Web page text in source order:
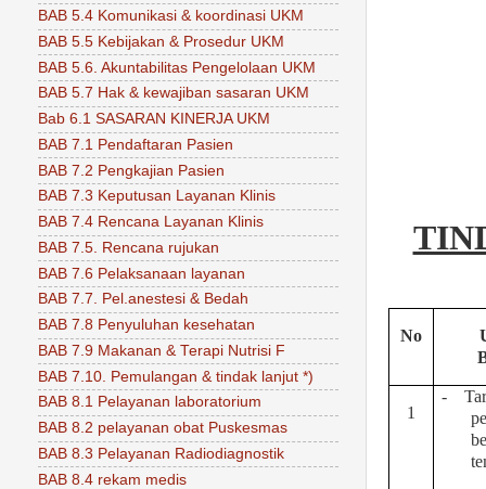
No
1
-
BAB 5.4 Komunikasi & koordinasi UKM
BAB 5.5 Kebijakan & Prosedur UKM
BAB 5.6. Akuntabilitas Pengelolaan UKM
BAB 5.7 Hak & kewajiban sasaran UKM
Bab 6.1 SASARAN KINERJA UKM
BAB 7.1 Pendaftaran Pasien
BAB 7.2 Pengkajian Pasien
BAB 7.3 Keputusan Layanan Klinis
BAB 7.4 Rencana Layanan Klinis
BAB 7.5. Rencana rujukan
BAB 7.6 Pelaksanaan layanan
BAB 7.7. Pel.anestesi & Bedah
BAB 7.8 Penyuluhan kesehatan
BAB 7.9 Makanan & Terapi Nutrisi F
BAB 7.10. Pemulangan & tindak lanjut *)
BAB 8.1 Pelayanan laboratorium
BAB 8.2 pelayanan obat Puskesmas
BAB 8.3 Pelayanan Radiodiagnostik
BAB 8.4 rekam medis